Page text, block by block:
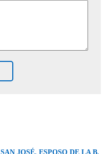
SAN JOSÉ, ESPOSO DE LA B.